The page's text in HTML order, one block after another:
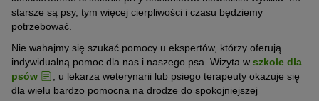
starsze są psy, tym więcej cierpliwości i czasu będziemy
potrzebować.
Nie wahajmy się szukać pomocy u ekspertów, którzy oferują
indywidualną pomoc dla nas i naszego psa. Wizyta w szkole dla
psów
, u lekarza weterynarii lub psiego terapeuty okazuje się
dla wielu bardzo pomocna na drodze do spokojniejszej